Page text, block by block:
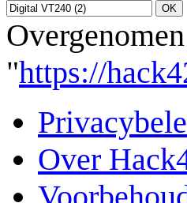
"https://
Over